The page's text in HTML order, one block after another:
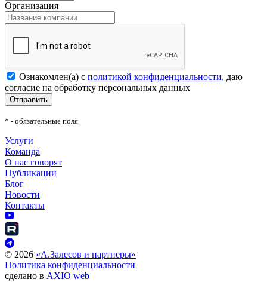
Организация
Ознакомлен(а) с политикой конфиденциальности, даю
согласие на обработку персональных данных
Отправить
* - обязательные поля
Услуги
Команда
О нас говорят
Публикации
Блог
Новости
Контакты
© 2026 «А.Залесов и партнеры»
Политика конфиденциальности
сделано в AXIO web